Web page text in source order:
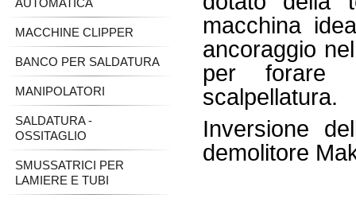
macchina
ancoraggio
per forare
scalpellatura.
Inversione
demolitore
AUTOMATICA
MACCHINE CLIPPER
BANCO PER SALDATURA
MANIPOLATORI
SALDATURA -
OSSITAGLIO
SMUSSATRICI PER
LAMIERE E TUBI